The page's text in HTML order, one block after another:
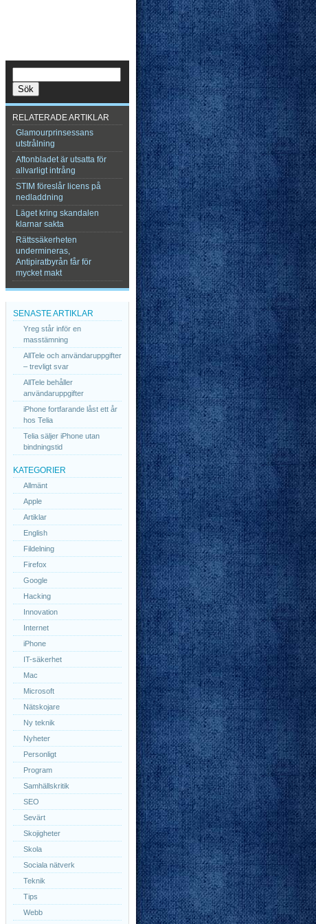
RELATERADE ARTIKLAR
Glamourprinsessans
utstrålning
Aftonbladet är utsatta för
allvarligt intrång
STIM föreslår licens på
nedladdning
Läget kring skandalen
klarnar sakta
Rättssäkerheten
undermineras,
Antipiratbyrån får för
mycket makt
SENASTE ARTIKLAR
Yreg står inför en
masstämning
AllTele och användaruppgifter
– trevligt svar
AllTele behåller
användaruppgifter
iPhone fortfarande låst ett år
hos Telia
Telia säljer iPhone utan
bindningstid
KATEGORIER
Allmänt
Apple
Artiklar
English
Fildelning
Firefox
Google
Hacking
Innovation
Internet
iPhone
IT-säkerhet
Mac
Microsoft
Nätskojare
Ny teknik
Nyheter
Personligt
Program
Samhällskritik
SEO
Sevärt
Skojigheter
Skola
Sociala nätverk
Teknik
Tips
Webb